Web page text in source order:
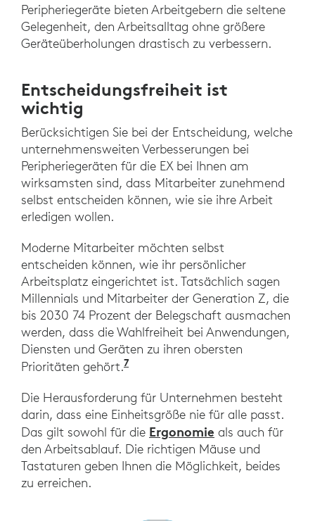
Peripheriegeräte bieten Arbeitgebern die seltene
Gelegenheit, den Arbeitsalltag ohne größere
Geräteüberholungen drastisch zu verbessern.
Entscheidungsfreiheit ist
wichtig
Berücksichtigen Sie bei der Entscheidung, welche
unternehmensweiten Verbesserungen bei
Peripheriegeräten für die EX bei Ihnen am
wirksamsten sind, dass Mitarbeiter zunehmend
selbst entscheiden können, wie sie ihre Arbeit
erledigen wollen.
Moderne Mitarbeiter möchten selbst
entscheiden können, wie ihr persönlicher
Arbeitsplatz eingerichtet ist. Tatsächlich sagen
Millennials und Mitarbeiter der Generation Z, die
bis 2030 74 Prozent der Belegschaft ausmachen
werden, dass die Wahlfreiheit bei Anwendungen,
Diensten und Geräten zu ihren obersten
Prioritäten gehört.7
Die Herausforderung für Unternehmen besteht
darin, dass eine Einheitsgröße nie für alle passt.
Das gilt sowohl für die Ergonomie als auch für
den Arbeitsablauf. Die richtigen Mäuse und
Tastaturen geben Ihnen die Möglichkeit, beides
zu erreichen.